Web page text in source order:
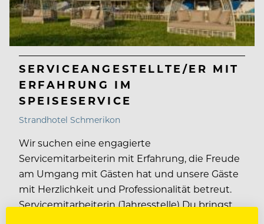
SERVICEANGESTELLTE/ER MIT
ERFAHRUNG IM
SPEISESERVICE
Strandhotel Schmerikon
Wir suchen eine engagierte
Servicemitarbeiterin mit Erfahrung, die Freude
am Umgang mit Gästen hat und unsere Gäste
mit Herzlichkeit und Professionalität betreut.
Servicemitarbeiterin (Jahresstelle) Du bringst